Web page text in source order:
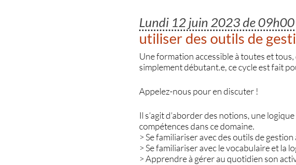
Lundi 12 juin 2023 de 09h00
utiliser des outils de
Une formation accessible à toutes et
simplement débutant.e, ce cycle est fait
Appelez-nous pour en discuter !
Il s’agit d’aborder des notions, une
compétences dans ce domaine.
> Se familiariser avec des outils de
> Se familiariser avec le vocabulaire et la
> Apprendre à gérer au quotidien son